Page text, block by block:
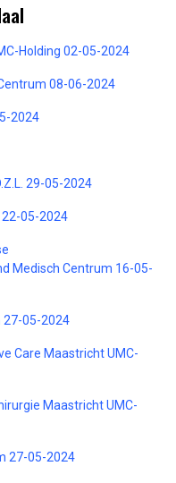
Holding 02-05-2024
08-06-2024
2024
29-05-2024
05-2024
Medisch Centrum 16-05-
27-05-2024
Care Maastricht UMC-
Maastricht UMC-
27-05-2024